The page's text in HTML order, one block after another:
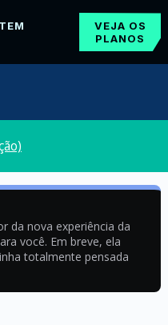
VEJA OS
PLANOS
da nova experiência da
você. Em breve, ela
totalmente pensada